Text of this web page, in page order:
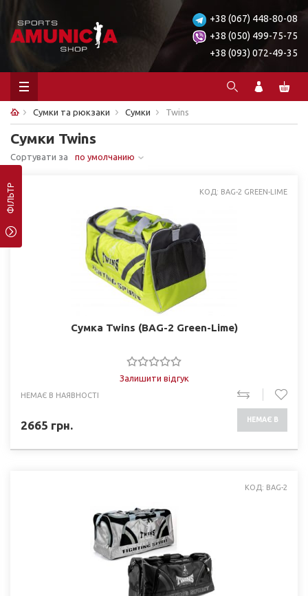
+38 (067) 448-80-08
+38 (050) 499-75-75
+38 (093) 072-49-35
Сумки та рюкзаки Сумки Twins
Сумки Twins
Сортувати за по умолчанию
ФІЛЬТР КОД: BAG-2 GREEN-LIME
Сумка Twins (BAG-2 Green-Lime)
Залишити відгук
НЕМАЄ В НАЯВНОСТІ
2665 грн. НЕМАЄ В
КОД: BAG-2